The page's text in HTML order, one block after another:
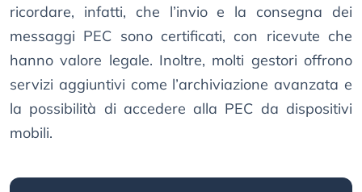
ricordare, infatti, che l’invio e la consegna dei
messaggi PEC sono certificati, con ricevute che
hanno valore legale. Inoltre, molti gestori offrono
servizi aggiuntivi come l’archiviazione avanzata e
la possibilità di accedere alla PEC da dispositivi
mobili.